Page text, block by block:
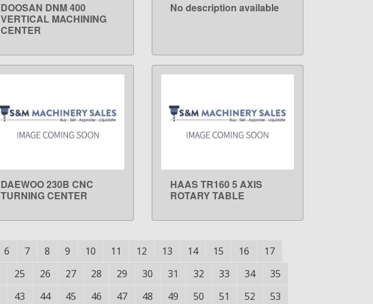
LEARN MORE
DOOSAN DNM 400
VERTICAL MACHINING
CENTER
LEARN MORE
No description available
LEARN MORE
DAEWOO 230B CNC
TURNING CENTER
LEARN MORE
HAAS TR160 5 AXIS
ROTARY TABLE
6 7 8 9 10 11 12 13 14 15 16
17
25 26 27 28 29 30 31 32 33 34
35
43 44 45 46 47 48 49 50 51 52
53